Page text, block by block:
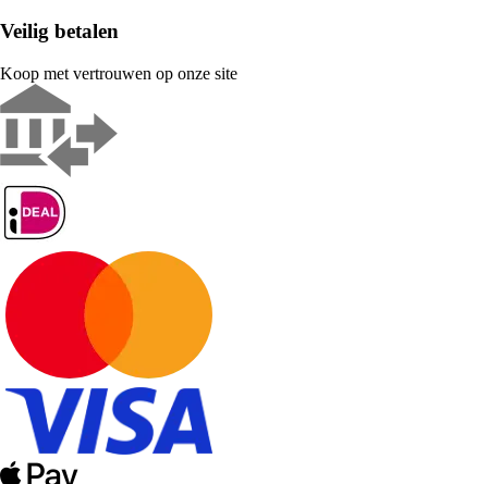
Veilig betalen
Koop met vertrouwen op onze site